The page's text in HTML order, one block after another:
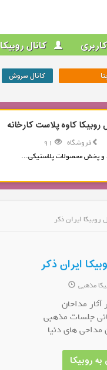
کانال روبیکا
کانال سروش
روبیکا کاوه پلاست کارخانه
فروشگاه
91
و پخش محصولات پلاستیکی...
روبیکا ایران ذکر
ایران ذکر
مذهبی
مداحان
جلسات مذهبی
مداحی های دنیا
روبیکا
روبیکا کانال همکاری #مردانه
عضو کانال شوید